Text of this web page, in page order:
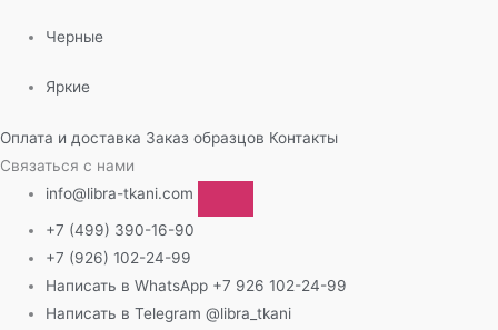
Черные
Яркие
Оплата и доставка Заказ образцов Контакты
Связаться с нами
info@libra-tkani.com
+7 (499) 390-16-90
+7 (926) 102-24-99
Написать в WhatsApp +7 926 102-24-99
Написать в Telegram @libra_tkani